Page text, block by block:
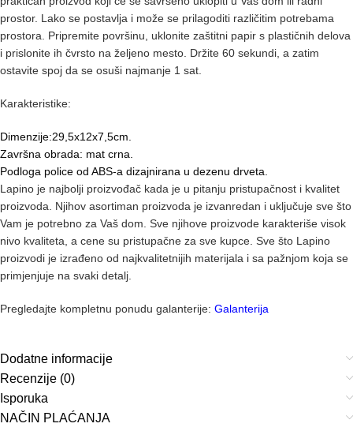
prostor. Lako se postavlja i može se prilagoditi različitim potrebama
prostora. Pripremite površinu, uklonite zaštitni papir s plastičnih delova
i prislonite ih čvrsto na željeno mesto. Držite 60 sekundi, a zatim
ostavite spoj da se osuši najmanje 1 sat.
Karakteristike:
Dimenzije:29,5x12x7,5cm.
Završna obrada: mat crna.
Podloga police od ABS-a dizajnirana u dezenu drveta.
Lapino je najbolji proizvođač kada je u pitanju pristupačnost i kvalitet
proizvoda. Njihov asortiman proizvoda je izvanredan i uključuje sve što
Vam je potrebno za Vaš dom. Sve njihove proizvode karakteriše visok
nivo kvaliteta, a cene su pristupačne za sve kupce. Sve što Lapino
proizvodi je izrađeno od najkvalitetnijih materijala i sa pažnjom koja se
primjenjuje na svaki detalj.
Pregledajte kompletnu ponudu galanterije: Galanterija
Dodatne informacije
Recenzije (0)
Isporuka
NAČIN PLAĆANJA